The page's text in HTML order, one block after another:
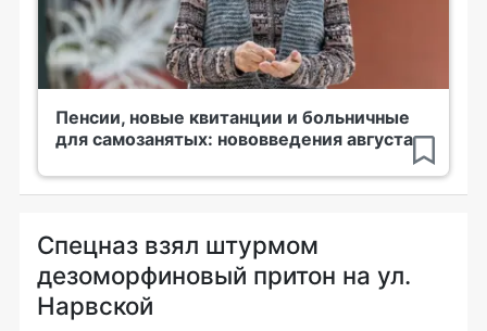
Пенсии, новые квитанции и больничные
для самозанятых: нововведения августа
Спецназ взял штурмом
дезоморфиновый притон на ул.
Нарвской